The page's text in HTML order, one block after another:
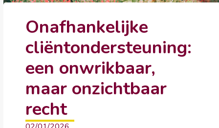
Onafhankelijke
cliëntondersteuning:
een onwrikbaar,
maar onzichtbaar
recht